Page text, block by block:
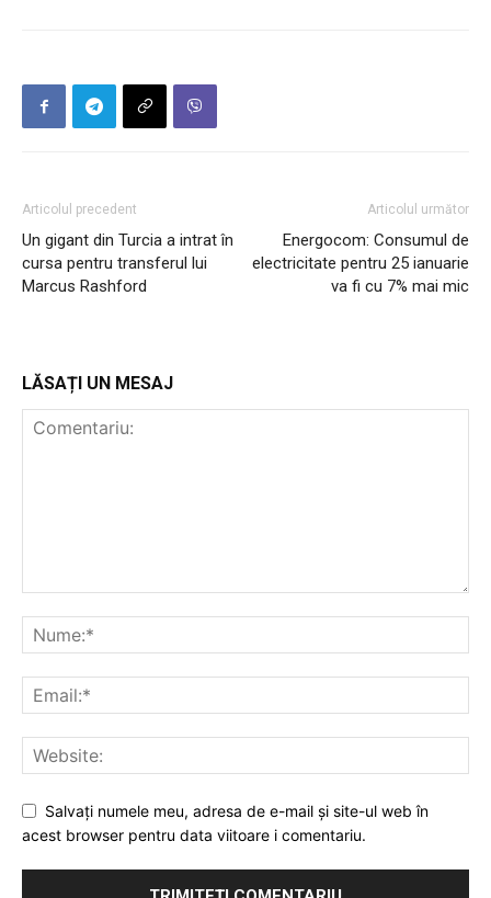
Articolul precedent
Un gigant din Turcia a intrat în
cursa pentru transferul lui
Marcus Rashford
Articolul următor
Energocom: Consumul de
electricitate pentru 25 ianuarie
va fi cu 7% mai mic
LĂSAȚI UN MESAJ
Salvați numele meu, adresa de e-mail și site-ul web în
acest browser pentru data viitoare i comentariu.